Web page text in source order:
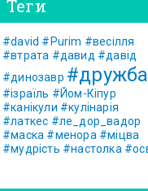
Теги
#david #Purim #весілля
#втрата #давид #давід
#динозавр #дружба
#ізраїль #Йом-Кіпур
#канікули #кулінарія
#латкес #ле_дор_вадор
#маска #менора #міцва
#мудрість #настолка